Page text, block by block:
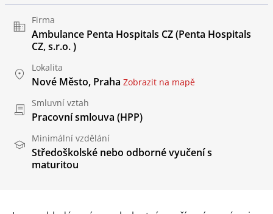
Firma
Ambulance Penta Hospitals CZ (Penta Hospitals
CZ, s.r.o. )
Lokalita
Nové Město, Praha Zobrazit na mapě
Smluvní vztah
Pracovní smlouva (HPP)
Minimální vzdělání
Středoškolské nebo odborné vyučení s
maturitou